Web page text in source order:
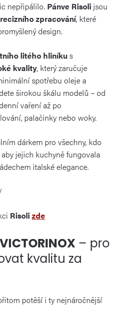
nepřipálilo. Pánve Risoli jsou
zpracování, které
design.
litého hliníkus
kvality, který zaručuje
spotřebu oleje a
širokou škálu modelů – od
vaření až po
palačinky nebo woky.
dárkem pro všechny, kdo
jejich kuchyně fungovala
italské elegance.
Risolizde
VICTORINOX – pro
kvalitu za
potěší i ty nejnáročnější